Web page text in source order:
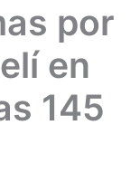
por
en
145